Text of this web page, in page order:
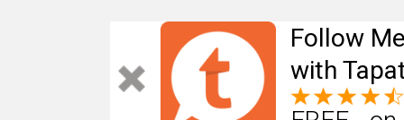
Follow
with